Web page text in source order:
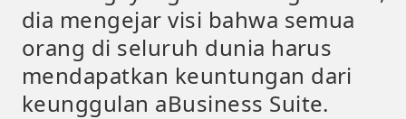
dia mengejar visi bahwa semua
orang di seluruh dunia harus
mendapatkan keuntungan dari
keunggulan aBusiness Suite.